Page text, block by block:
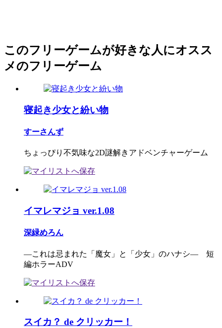
このフリーゲームが好きな人にオスス
メのフリーゲーム
寝起き少女と紛い物
すーさんず
ちょっぴり不気味な2D謎解きアドベンチャーゲーム
イマレマジョ ver.1.08
深緑めろん
―これは忌まれた「魔女」と「少女」のハナシ― 短
編ホラーADV
スイカ？ de クリッカー！